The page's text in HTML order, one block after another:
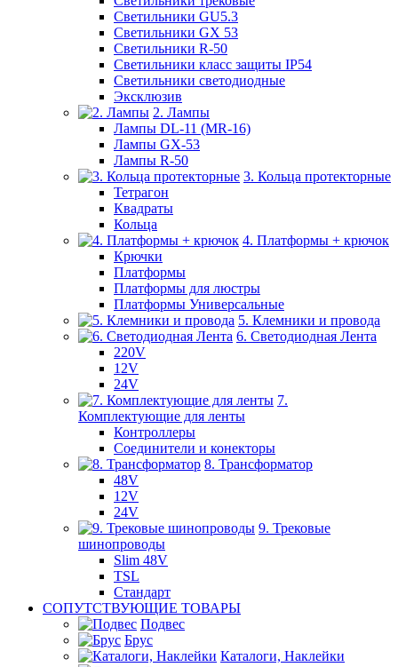
Светильники GU5.3
Светильники GX 53
Светильники R-50
Светильники класс защиты IP54
Светильники светодиодные
Эксклюзив
2. Лампы
Лампы DL-11 (MR-16)
Лампы GX-53
Лампы R-50
3. Кольца протекторные
Тетрагон
Квадраты
Кольца
4. Платформы + крючок
Крючки
Платформы
Платформы для люстры
Платформы Универсальные
5. Клемники и провода
6. Светодиодная Лента
220V
12V
24V
7.
Комплектующие для ленты
Контроллеры
Соединители и конекторы
8. Трансформатор
48V
12V
24V
9. Трековые
шинопроводы
Slim 48V
TSL
Стандарт
СОПУТСТВУЮЩИЕ ТОВАРЫ
Подвес
Брус
Каталоги, Наклейки